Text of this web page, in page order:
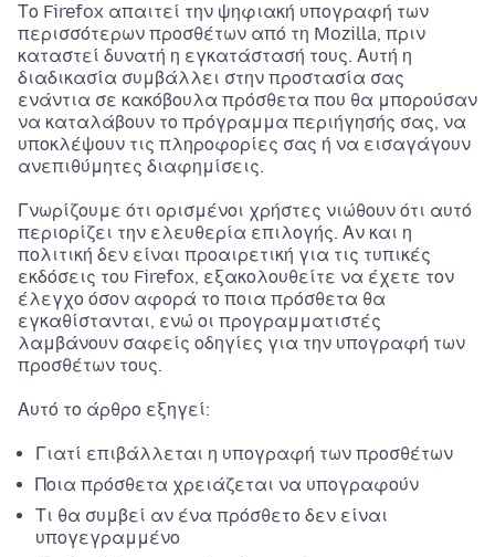
Το Firefox απαιτεί την ψηφιακή υπογραφή των
περισσότερων προσθέτων από τη Mozilla, πριν
καταστεί δυνατή η εγκατάστασή τους. Αυτή η
διαδικασία συμβάλλει στην προστασία σας
ενάντια σε κακόβουλα πρόσθετα που θα μπορούσαν
να καταλάβουν το πρόγραμμα περιήγησής σας, να
υποκλέψουν τις πληροφορίες σας ή να εισαγάγουν
ανεπιθύμητες διαφημίσεις.
Γνωρίζουμε ότι ορισμένοι χρήστες νιώθουν ότι αυτό
περιορίζει την ελευθερία επιλογής. Αν και η
πολιτική δεν είναι προαιρετική για τις τυπικές
εκδόσεις του Firefox, εξακολουθείτε να έχετε τον
έλεγχο όσον αφορά το ποια πρόσθετα θα
εγκαθίστανται, ενώ οι προγραμματιστές
λαμβάνουν σαφείς οδηγίες για την υπογραφή των
προσθέτων τους.
Αυτό το άρθρο εξηγεί:
Γιατί επιβάλλεται η υπογραφή των προσθέτων
Ποια πρόσθετα χρειάζεται να υπογραφούν
Τι θα συμβεί αν ένα πρόσθετο δεν είναι
υπογεγραμμένο